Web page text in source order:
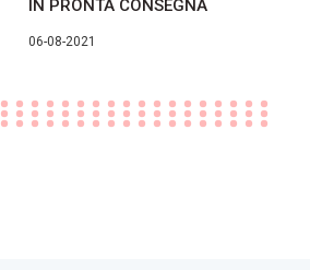
IN PRONTA CONSEGNA
06-08-2021